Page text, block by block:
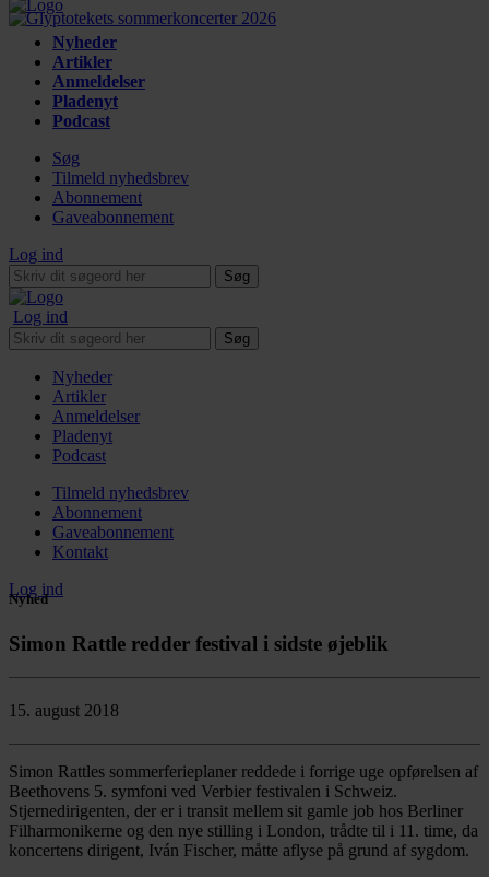
Nyheder
Artikler
Anmeldelser
Pladenyt
Podcast
Søg
Tilmeld nyhedsbrev
Abonnement
Gaveabonnement
Log ind
Søg
Log ind
Søg
Nyheder
Artikler
Anmeldelser
Pladenyt
Podcast
Tilmeld nyhedsbrev
Abonnement
Gaveabonnement
Kontakt
Log ind
Nyhed
Simon Rattle redder festival i sidste øjeblik
15. august 2018
Simon Rattles sommerferieplaner reddede i forrige uge opførelsen af
Beethovens 5. symfoni ved Verbier festivalen i Schweiz.
Stjernedirigenten, der er i transit mellem sit gamle job hos Berliner
Filharmonikerne og den nye stilling i London, trådte til i 11. time, da
koncertens dirigent, Iván Fischer, måtte aflyse på grund af sygdom.